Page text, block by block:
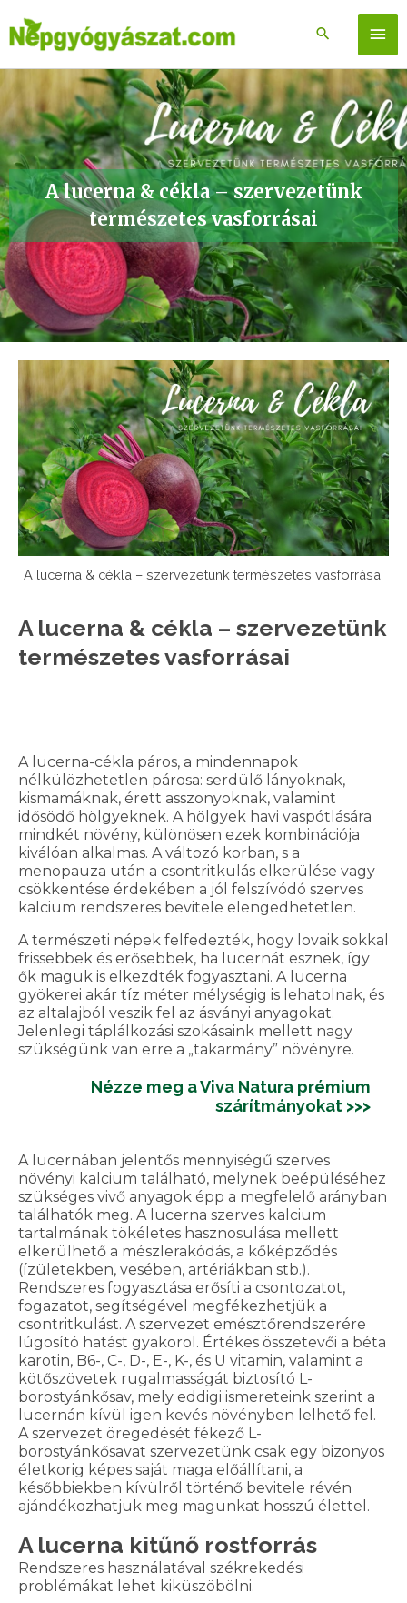
to
content
A lucerna & cékla – szervezetünk
természetes vasforrásai
A lucerna & cékla – szervezetünk természetes vasforrásai
A lucerna & cékla – szervezetünk
természetes vasforrásai
A lucerna-cékla páros, a mindennapok
nélkülözhetetlen párosa: serdülő lányoknak,
kismamáknak, érett asszonyoknak, valamint
idősödő hölgyeknek. A hölgyek havi vaspótlására
mindkét növény, különösen ezek kombinációja
kiválóan alkalmas. A változó korban, s a
menopauza után a csontritkulás elkerülése vagy
csökkentése érdekében a jól felszívódó szerves
kalcium rendszeres bevitele elengedhetetlen.
A természeti népek felfedezték, hogy lovaik sokkal
frissebbek és erősebbek, ha lucernát esznek, így
ők maguk is elkezdték fogyasztani. A lucerna
gyökerei akár tíz méter mélységig is lehatolnak, és
az altalajból veszik fel az ásványi anyagokat.
Jelenlegi táplálkozási szokásaink mellett nagy
szükségünk van erre a „takarmány” növényre.
Nézze meg a Viva Natura prémium
szárítmányokat >>>
A lucernában jelentős mennyiségű szerves
növényi kalcium található, melynek beépüléséhez
szükséges vivő anyagok épp a megfelelő arányban
találhatók meg. A lucerna szerves kalcium
tartalmának tökéletes hasznosulása mellett
elkerülhető a mészlerakódás, a kőképződés
(ízületekben, vesében, artériákban stb.).
Rendszeres fogyasztása erősíti a csontozatot,
fogazatot, segítségével megfékezhetjük a
csontritkulást. A szervezet emésztőrendszerére
lúgosító hatást gyakorol. Értékes összetevői a béta
karotin, B6-, C-, D-, E-, K-, és U vitamin, valamint a
kötőszövetek rugalmasságát biztosító L-
borostyánkősav, mely eddigi ismereteink szerint a
lucernán kívül igen kevés növényben lelhető fel.
A szervezet öregedését fékező L-
borostyánkősavat szervezetünk csak egy bizonyos
életkorig képes saját maga előállítani, a
későbbiekben kívülről történő bevitele révén
ajándékozhatjuk meg magunkat hosszú élettel.
A lucerna kitűnő rostforrás
Rendszeres használatával székrekedési
problémákat lehet kiküszöbölni.